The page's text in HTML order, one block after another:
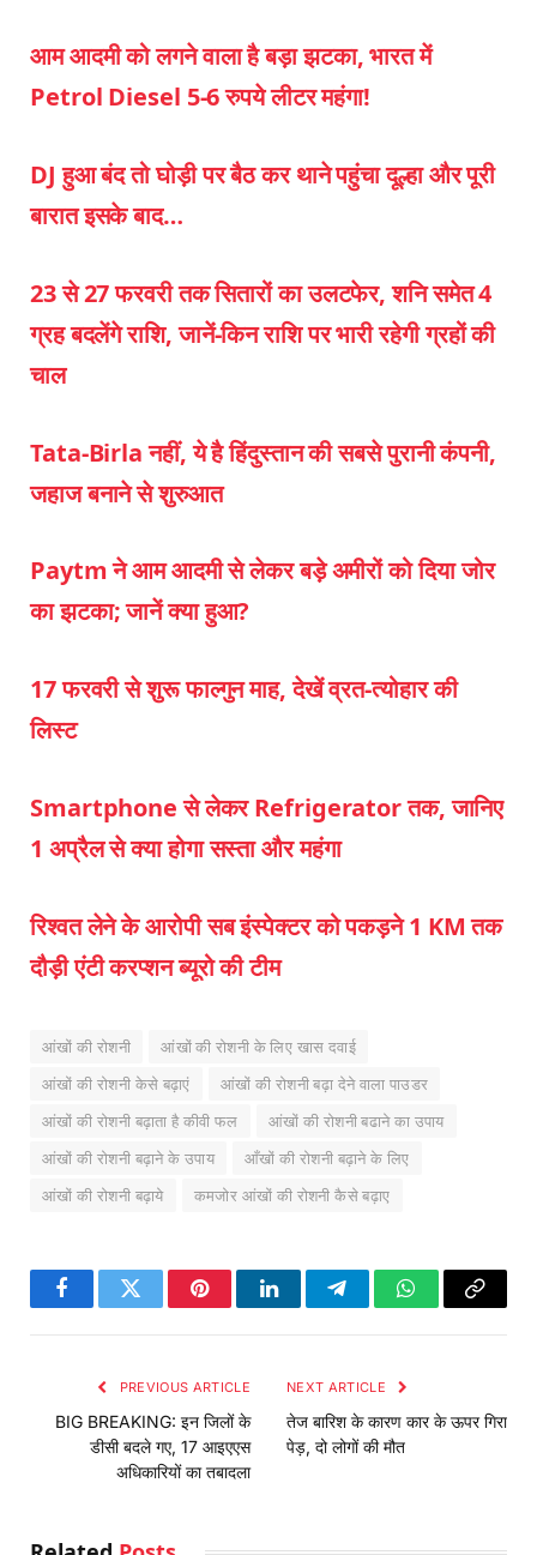
आम आदमी को लगने वाला है बड़ा झटका, भारत में
Petrol Diesel 5-6 रुपये लीटर महंगा!
DJ हुआ बंद तो घोड़ी पर बैठ कर थाने पहुंचा दूल्हा और पूरी
बारात इसके बाद…
23 से 27 फरवरी तक सितारों का उलटफेर, शनि समेत 4
ग्रह बदलेंगे राशि, जानें-किन राशि पर भारी रहेगी ग्रहों की
चाल
Tata-Birla नहीं, ये है हिंदुस्तान की सबसे पुरानी कंपनी,
जहाज बनाने से शुरुआत
Paytm ने आम आदमी से लेकर बड़े अमीरों को दिया जोर
का झटका; जानें क्या हुआ?
17 फरवरी से शुरू फाल्गुन माह, देखें व्रत-त्योहार की
लिस्ट
Smartphone से लेकर Refrigerator तक, जानिए
1 अप्रैल से क्या होगा सस्ता और महंगा
रिश्वत लेने के आरोपी सब इंस्पेक्टर को पकड़ने 1 KM तक
दौड़ी एंटी करप्शन ब्यूरो की टीम
आंखों की रोशनी
आंखों की रोशनी के लिए खास दवाई
आंखों की रोशनी केसे बढ़ाएं
आंखों की रोशनी बढ़ा देने वाला पाउडर
आंखों की रोशनी बढ़ाता है कीवी फल
आंखों की रोशनी बढाने का उपाय
आंखों की रोशनी बढ़ाने के उपाय
आँखों की रोशनी बढ़ाने के लिए
आंखों की रोशनी बढ़ाये
कमजोर आंखों की रोशनी कैसे बढ़ाए
FacebookTwitter PinterestLinkedInTelegramWhatsApp
Copy
PREVIOUS ARTICLE
BIG BREAKING: इन जिलों के
डीसी बदले गए, 17 आइएएस
अधिकारियों का तबादला
NEXT ARTICLE
तेज बारिश के कारण कार के ऊपर गिरा
पेड़, दो लोगों की मौत